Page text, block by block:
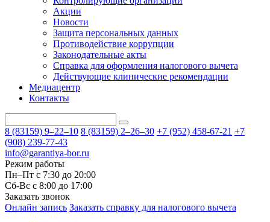
Акции
Новости
Защита персональных данных
Противодействие коррупции
Законодательные акты
Справка для оформления налогового вычета
Действующие клинические рекомендации
Медиацентр
Контакты
8 (83159) 9–22–10 8 (83159) 2–26–30 +7 (952) 458-67-21 +7
(908) 239-77-43
info@garantiya-bor.ru
Режим работы
Пн–Пт с 7:30 до 20:00
Cб-Вс с 8:00 до 17:00
Заказать звонок
Онлайн запись Заказать справку для налогового вычета